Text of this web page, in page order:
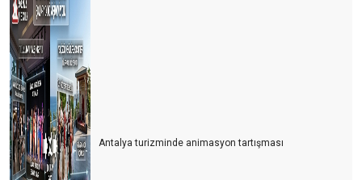
ONLINE ACENTELER DE BAŞARISIZ OLUR MU?
BENİ KATEGORİZE ETME KARDEŞİM!
PEKİ SEN NEREDEN BAKIYORSUN?
KAPADOKYA ‘’MASALSI BİR DESTİNASYON’’
ADI GİBİ ‘’MIRACLE’’ BİR DAVET
FUTBOLUN SİYASET İLE İMTİHANI
Antalya turizminde animasyon tartışması